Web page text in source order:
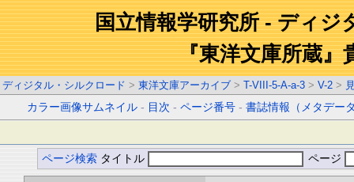
国立情報学研究所 - ディジ
『東洋文庫所蔵』
ディジタル・シルクロード > 東洋文庫アーカイブ > T-VIII-5-A-a-3 > V-2 >
カラー画像サムネイル - 目次 -ページ番号 -書誌情報（メタデー
ページ検索 タイトル ページ